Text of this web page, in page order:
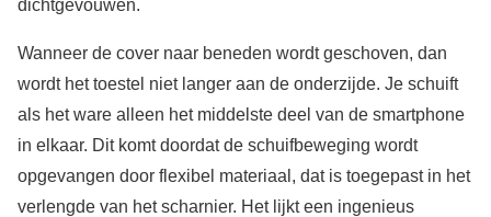
dichtgevouwen.
Wanneer de cover naar beneden wordt geschoven, dan
wordt het toestel niet langer aan de onderzijde. Je schuift
als het ware alleen het middelste deel van de smartphone
in elkaar. Dit komt doordat de schuifbeweging wordt
opgevangen door flexibel materiaal, dat is toegepast in het
verlengde van het scharnier. Het lijkt een ingenieus